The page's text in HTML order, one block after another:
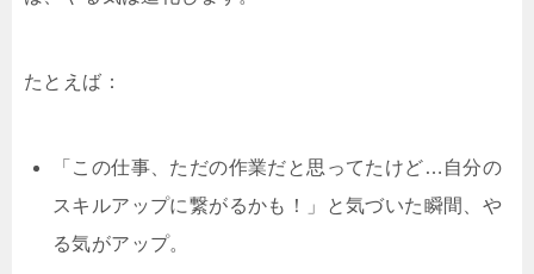
たとえば：
「この仕事、ただの作業だと思ってたけど…自分の
スキルアップに繋がるかも！」と気づいた瞬間、や
る気がアップ。